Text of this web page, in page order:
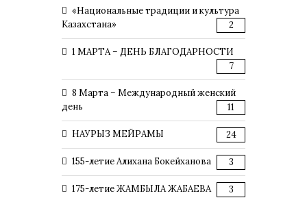
«Национальные традиции и культура
Казахстана»
2
1 МАРТА – ДЕНЬ БЛАГОДАРНОСТИ
7
8 Марта – Международный женский
день
11
НАУРЫЗ МЕЙРАМЫ 24
155-летие Алихана Бокейханова 3
175-летие ЖАМБЫЛА ЖАБАЕВА 3